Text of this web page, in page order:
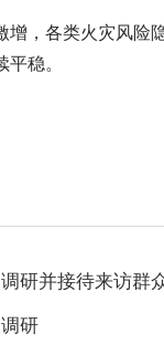
，各类火灾风
稳。
研并接待来访群
研